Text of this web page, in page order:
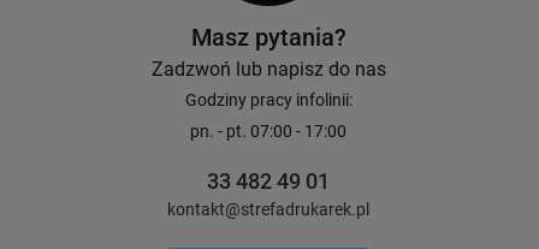
Masz pytania?
Zadzwoń lub napisz do nas
Godziny pracy infolinii:
pn. - pt. 07:00 - 17:00
33 482 49 01
kontakt@strefadrukarek.pl